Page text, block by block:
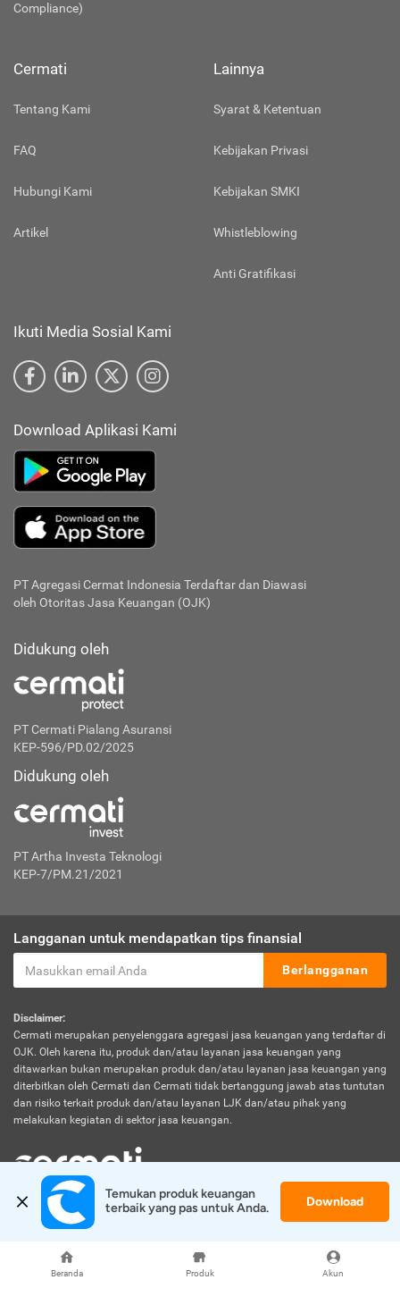
Beranda Produk Akun
Compliance)
Cermati
Tentang Kami
FAQ
Hubungi Kami
Artikel
Lainnya
Syarat & Ketentuan
Kebijakan Privasi
Kebijakan SMKI
Whistleblowing
Anti Gratifikasi
Ikuti Media Sosial Kami
Download Aplikasi Kami
PT Agregasi Cermat Indonesia Terdaftar dan Diawasi
oleh Otoritas Jasa Keuangan (OJK)
Didukung oleh
PT Cermati Pialang Asuransi
KEP-596/PD.02/2025
Didukung oleh
PT Artha Investa Teknologi
KEP-7/PM.21/2021
Langganan untuk mendapatkan tips finansial
Berlangganan
Disclaimer:
Cermati merupakan penyelenggara agregasi jasa keuangan yang terdaftar di
OJK. Oleh karena itu, produk dan/atau layanan jasa keuangan yang
ditawarkan bukan merupakan produk dan/atau layanan jasa keuangan yang
diterbitkan oleh Cermati dan Cermati tidak bertanggung jawab atas tuntutan
dan risiko terkait produk dan/atau layanan LJK dan/atau pihak yang
melakukan kegiatan di sektor jasa keuangan.
© 2026 Cermati. All Rights Reserved.
Temukan produk keuangan
terbaik yang pas untuk Anda.
Download